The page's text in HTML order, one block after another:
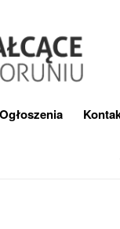
Ogłoszenia